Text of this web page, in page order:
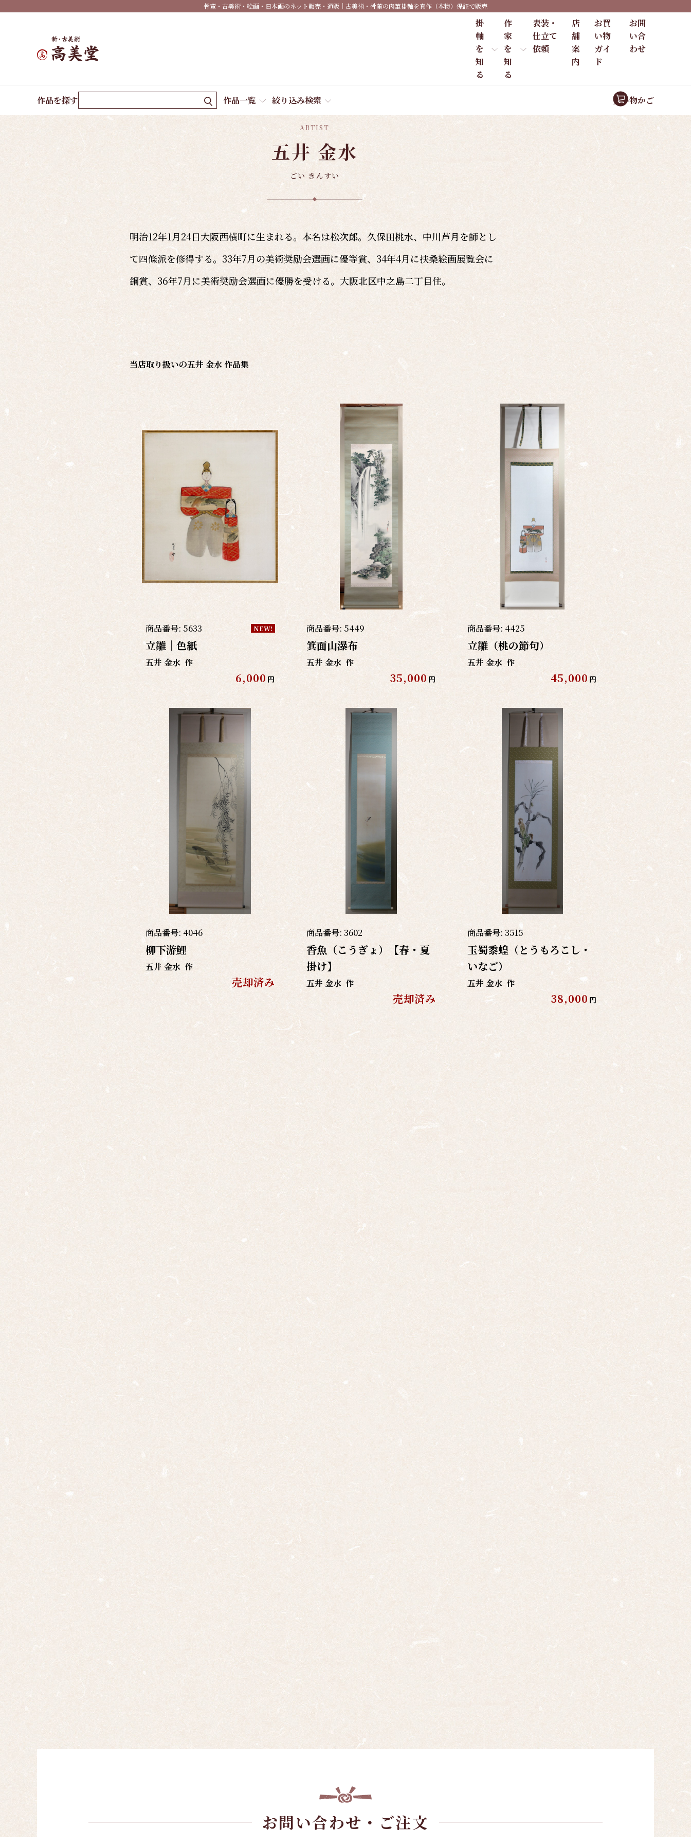
骨董・古美術・絵画・日本画のネット販売・通販｜古美術・骨董の肉筆掛軸を真作（本物）保証で販売
掛
軸
を
知
る
作
家
を
知
る
表装・
仕立て
依頼
店
舗
案
内
お買
い物
ガイ
ド
お問
い合
わせ
作品を探す 作品一覧 絞り込み検索 買い物かご
五井 金水
ARTIST
五井 金水
ごい きんすい
明治12年1月24日大阪西横町に生まれる。本名は松次郎。久保田桃水、中川芦月を師とし
て四條派を修得する。33年7月の美術奨励会選画に優等賞、34年4月に扶桑絵画展覧会に
銅賞、36年7月に美術奨励会選画に優勝を受ける。大阪北区中之島二丁目住。
当店取り扱いの五井 金水 作品集
商品番号: 5633 NEW!
立雛｜色紙
五井 金水 作
6,000 円
商品番号: 5449
箕面山瀑布
五井 金水 作
35,000 円
商品番号: 4425
立雛（桃の節句）
五井 金水 作
45,000 円
商品番号: 4046
柳下游鯉
五井 金水 作
売却済み
商品番号: 3602
香魚（こうぎょ）【春・夏
掛け】
五井 金水 作
売却済み
商品番号: 3515
玉蜀黍蝗（とうもろこし・
いなご）
五井 金水 作
38,000 円
有名
覧
お問い合わせ・ご注文